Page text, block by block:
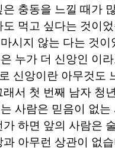
충동을 느낄 때가
먹고 싶다는 것이
시지 않는 다는 것이
누가 더 신앙인 이
신앙이란 아무것도
래서 첫 번째 남자 청
사람은 믿음이 없
가 하면 앞의 사람은
과 아무런 상관이 없